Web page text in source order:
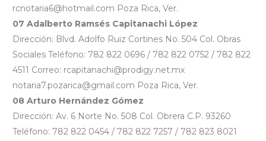
rcnotaria6@hotmail.com Poza Rica, Ver.
07 Adalberto Ramsés Capitanachi López
Dirección: Blvd. Adolfo Ruiz Cortines No. 504 Col. Obras
Sociales Teléfono: 782 822 0696 / 782 822 0752 / 782 822
4511 Correo: rcapitanachi@prodigy.net.mx
notaria7.pozarica@gmail.com Poza Rica, Ver.
08 Arturo Hernández Gómez
Dirección: Av. 6 Norte No. 508 Col. Obrera C.P. 93260
Teléfono: 782 822 0454 / 782 822 7257 / 782 823 8021